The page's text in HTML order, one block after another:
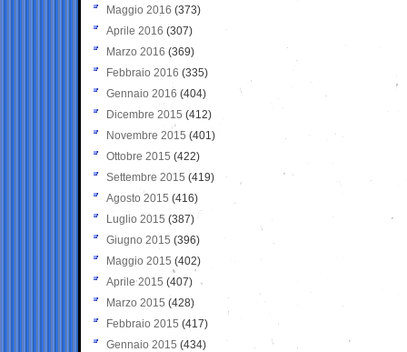
Maggio 2016 (373)
Aprile 2016 (307)
Marzo 2016 (369)
Febbraio 2016 (335)
Gennaio 2016 (404)
Dicembre 2015 (412)
Novembre 2015 (401)
Ottobre 2015 (422)
Settembre 2015 (419)
Agosto 2015 (416)
Luglio 2015 (387)
Giugno 2015 (396)
Maggio 2015 (402)
Aprile 2015 (407)
Marzo 2015 (428)
Febbraio 2015 (417)
Gennaio 2015 (434)